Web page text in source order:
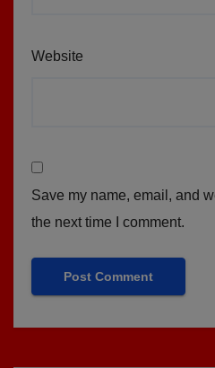
Website
Save my name, email, and
the next time I comment.